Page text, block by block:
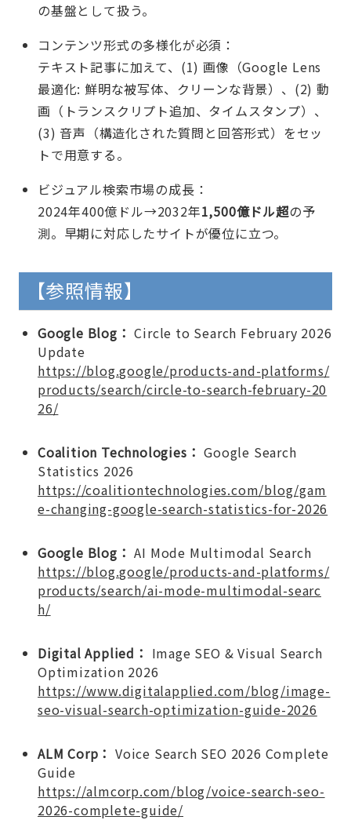
の基盤として扱う。
コンテンツ形式の多様化が必須：
テキスト記事に加えて、(1) 画像（Google Lens
最適化: 鮮明な被写体、クリーンな背景）、(2) 動
画（トランスクリプト追加、タイムスタンプ）、
(3) 音声（構造化された質問と回答形式）をセッ
トで用意する。
ビジュアル検索市場の成長：
2024年400億ドル→2032年1,500億ドル超の予
測。早期に対応したサイトが優位に立つ。
【参照情報】
Google Blog： Circle to Search February 2026
Update
https://blog.google/products-and-platforms/
products/search/circle-to-search-february-20
26/
Coalition Technologies： Google Search
Statistics 2026
https://coalitiontechnologies.com/blog/gam
e-changing-google-search-statistics-for-2026
Google Blog： AI Mode Multimodal Search
https://blog.google/products-and-platforms/
products/search/ai-mode-multimodal-searc
h/
Digital Applied： Image SEO & Visual Search
Optimization 2026
https://www.digitalapplied.com/blog/image-
seo-visual-search-optimization-guide-2026
ALM Corp： Voice Search SEO 2026 Complete
Guide
https://almcorp.com/blog/voice-search-seo-
2026-complete-guide/